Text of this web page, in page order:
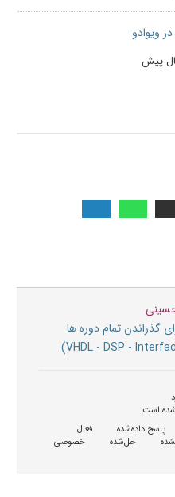
ویوادو
گذراندن تمام دوره ها
است
پاسخ داده‌شده
فعال
حل‌شده
خصوصی